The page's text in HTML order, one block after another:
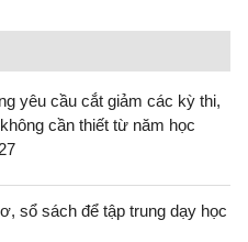
yêu cầu cắt giảm các kỳ thi,
cần thiết từ năm học
sổ sách để tập trung dạy học